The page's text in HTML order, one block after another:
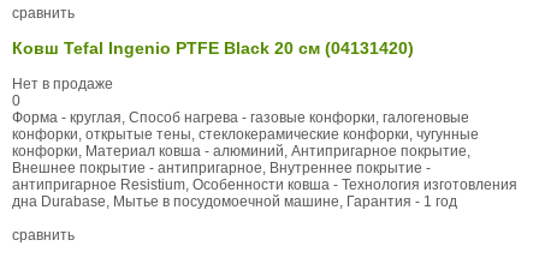
сравнить
Ковш Tefal Ingenio PTFE Black 20 см (04131420)
Нет в продаже
0
Форма - круглая, Способ нагрева - газовые конфорки, галогеновые
конфорки, открытые тены, стеклокерамические конфорки, чугунные
конфорки, Материал ковша - алюминий, Антипригарное покрытие,
Внешнее покрытие - антипригарное, Внутреннее покрытие -
антипригарное Resistium, Особенности ковша - Технология изготовления
дна Durabase, Мытье в посудомоечной машине, Гарантия - 1 год
сравнить